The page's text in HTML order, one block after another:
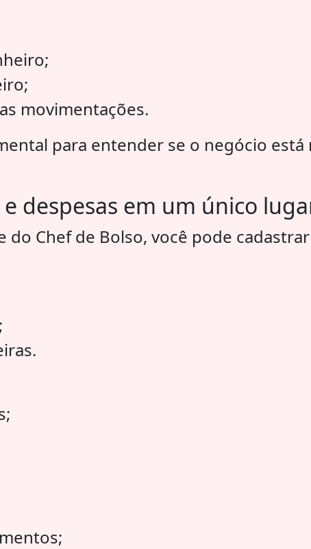
movimentações.
para entender se o negócio
despesas em um único
do Chef de Bolso, você pode